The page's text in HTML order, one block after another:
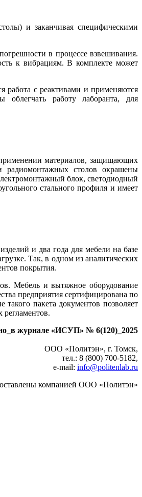
и заканчивая специфическими
в процессе взвешивания.
к вибрациям. В комплекте может
работа с реактивами и применяются
работу лаборанта, для
материалов, защищающих
радиомонтажных столов окрашены
блок, светодиодный
стального профиля и имеет
и два го­да для мебели на ба­зе
Так, в одном из аналитических
покрытия.
Мебель и вытяжное оборудование
предприятия сертифицирована по
пакета документов позволяет
регламентов.
журнале «ИСУП» № 6(120)_2025
ООО «Политэн», г. Томск,
тел.: 8 (800) 700-5182,
e-mail: info@politenlab.ru
компанией ООО «Политэн»